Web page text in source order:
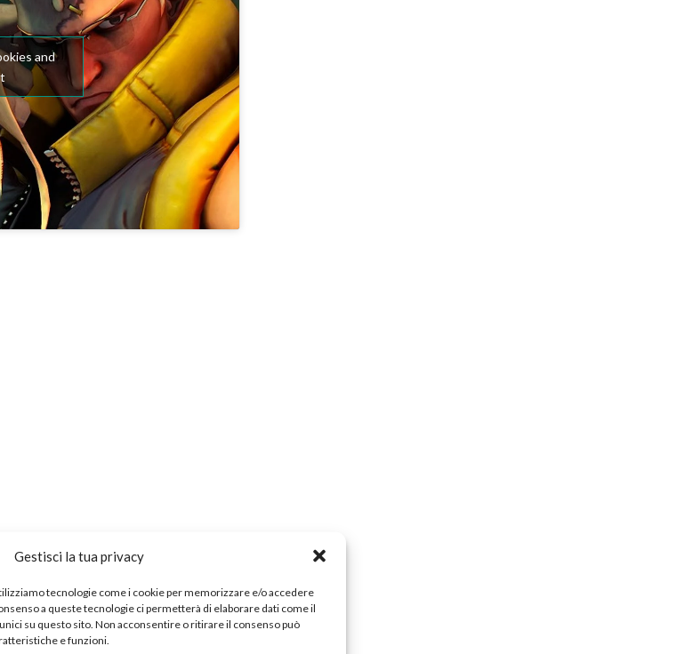
Gestisci la tua privacy
tecnologie come i cookie per memorizzare e/o accedere
a queste tecnologie ci permetterà di elaborare dati come il
su questo sito. Non acconsentire o ritirare il consenso può
e funzioni.
and